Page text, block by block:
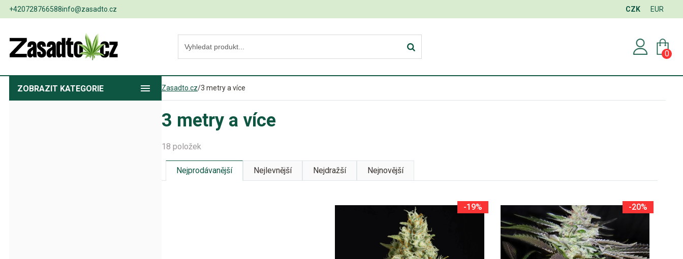
+420728766588info@zasadto.cz CZK EUR
0
ZOBRAZIT KATEGORIE Zasadto.cz/3 metry a více
3 metry a více
18 položek
Nejprodávanější Nejlevnější Nejdražší Nejnovější
-19% -20%